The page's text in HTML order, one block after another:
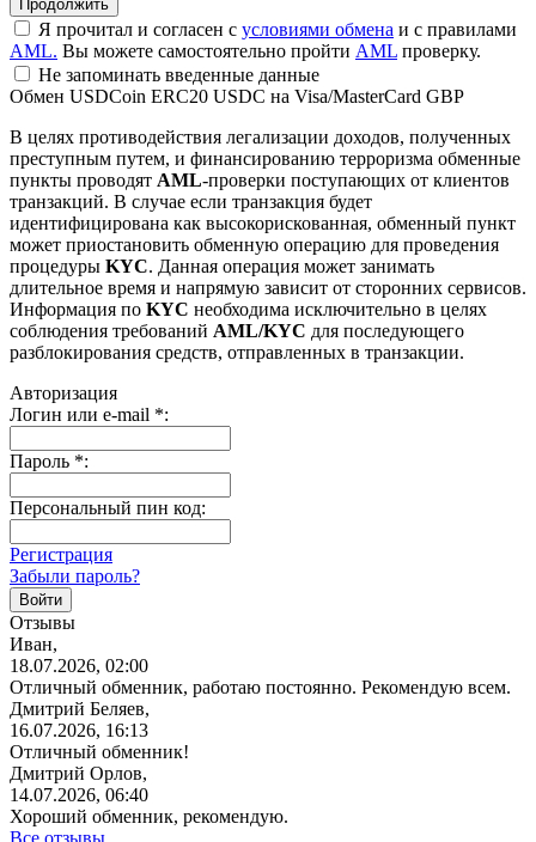
Я прочитал и согласен с условиями обмена и с правилами
AML. Вы можете самостоятельно пройти AML проверку.
Не запоминать введенные данные
Обмен USDCoin ERC20 USDC на Visa/MasterCard GBP
В целях противодействия легализации доходов, полученных
преступным путем, и финансированию терроризма обменные
пункты проводят AML-проверки поступающих от клиентов
транзакций. В случае если транзакция будет
идентифицирована как высокорискованная, обменный пункт
может приостановить обменную операцию для проведения
процедуры KYC. Данная операция может занимать
длительное время и напрямую зависит от сторонних сервисов.
Информация по KYC необходима исключительно в целях
соблюдения требований AML/KYC для последующего
разблокирования средств, отправленных в транзакции.
Авторизация
Логин или e-mail *:
Пароль *:
Персональный пин код:
Регистрация
Забыли пароль?
Отзывы
Иван,
18.07.2026, 02:00
Отличный обменник, работаю постоянно. Рекомендую всем.
Дмитрий Беляев,
16.07.2026, 16:13
Отличный обменник!
Дмитрий Орлов,
14.07.2026, 06:40
Хороший обменник, рекомендую.
Все отзывы